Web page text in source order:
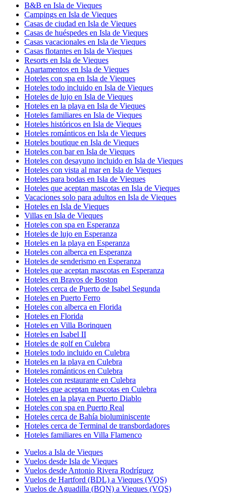
B&B en Isla de Vieques
Campings en Isla de Vieques
Casas de ciudad en Isla de Vieques
Casas de huéspedes en Isla de Vieques
Casas vacacionales en Isla de Vieques
Casas flotantes en Isla de Vieques
Resorts en Isla de Vieques
Apartamentos en Isla de Vieques
Hoteles con spa en Isla de Vieques
Hoteles todo incluido en Isla de Vieques
Hoteles de lujo en Isla de Vieques
Hoteles en la playa en Isla de Vieques
Hoteles familiares en Isla de Vieques
Hoteles históricos en Isla de Vieques
Hoteles románticos en Isla de Vieques
Hoteles boutique en Isla de Vieques
Hoteles con bar en Isla de Vieques
Hoteles con desayuno incluido en Isla de Vieques
Hoteles con vista al mar en Isla de Vieques
Hoteles para bodas en Isla de Vieques
Hoteles que aceptan mascotas en Isla de Vieques
Vacaciones solo para adultos en Isla de Vieques
Hoteles en Isla de Vieques
Villas en Isla de Vieques
Hoteles con spa en Esperanza
Hoteles de lujo en Esperanza
Hoteles en la playa en Esperanza
Hoteles con alberca en Esperanza
Hoteles de senderismo en Esperanza
Hoteles que aceptan mascotas en Esperanza
Hoteles en Bravos de Boston
Hoteles cerca de Puerto de Isabel Segunda
Hoteles en Puerto Ferro
Hoteles con alberca en Florida
Hoteles en Florida
Hoteles en Villa Borinquen
Hoteles en Isabel II
Hoteles de golf en Culebra
Hoteles todo incluido en Culebra
Hoteles en la playa en Culebra
Hoteles románticos en Culebra
Hoteles con restaurante en Culebra
Hoteles que aceptan mascotas en Culebra
Hoteles en la playa en Puerto Diablo
Hoteles con spa en Puerto Real
Hoteles cerca de Bahía bioluminiscente
Hoteles cerca de Terminal de transbordadores
Hoteles familiares en Villa Flamenco
Vuelos a Isla de Vieques
Vuelos desde Isla de Vieques
Vuelos desde Antonio Rivera Rodríguez
Vuelos de Hartford (BDL) a Vieques (VQS)
Vuelos de Aguadilla (BQN) a Vieques (VQS)